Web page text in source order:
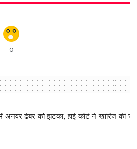
0
अनवर ढेबर को झटका, हाई कोर्ट ने खारिज की